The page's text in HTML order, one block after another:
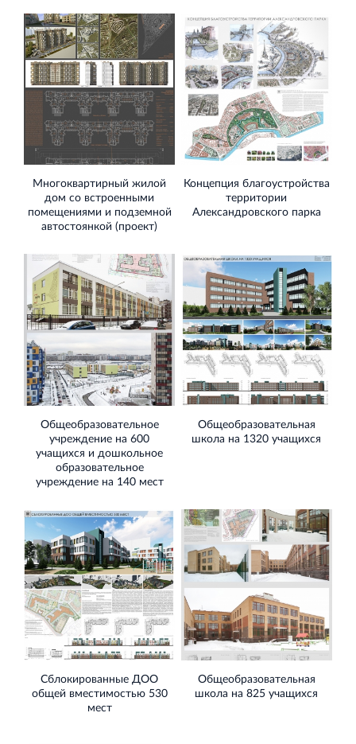
Кингисеппе
Современный торговый комплекс в центре города
Кингисепп
Многоквартирный жилой
дом со встроенными
помещениями и подземной
автостоянкой (проект)
Концепция благоустройства
территории
Александровского парка
Общеобразовательное
учреждение на 600
учащихся и дошкольное
образовательное
учреждение на 140 мест
Общеобразовательная
школа на 1320 учащихся
Сблокированные ДОО
общей вместимостью 530
мест
Общеобразовательная
школа на 825 учащихся